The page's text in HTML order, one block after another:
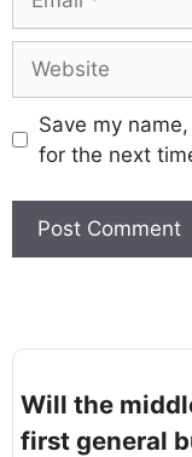
Save my
for the next
Will the
first general